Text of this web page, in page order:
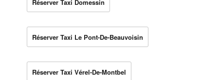
Réserver Taxi Domessin
Réserver Taxi Le Pont-De-Beauvoisin
Réserver Taxi Vérel-De-Montbel